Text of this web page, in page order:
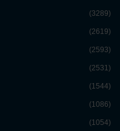
(3289)
(2619)
(2593)
(2531)
(1544)
(1086)
(1054)